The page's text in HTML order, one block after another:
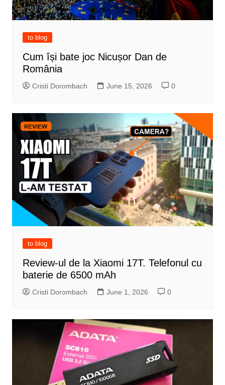
to blog
Cum își bate joc Nicușor Dan de
România
Cristi Dorombach June 15, 2026 0
to blog
Review-ul de la Xiaomi 17T. Telefonul cu
baterie de 6500 mAh
Cristi Dorombach June 1, 2026 0